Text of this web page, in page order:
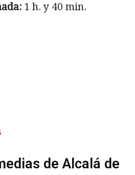
1 h. y 40 min.
de Alcalá de